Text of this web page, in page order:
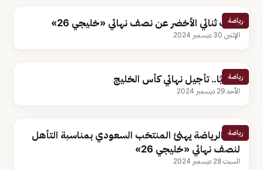
رياضة
غياب ثنائي الأخضر عن نصف نهائي «خليجي 26»
الإثنين 30 ديسمبر 2024
رياضة
رسميًا.. تأجيل نهائي كأس الخليج
الأحد 29 ديسمبر 2024
رياضة
وزير الرياضة يهنئ المنتخب السعودي بمناسبة التأهل
لنصف نهائي «خليجي 26»
السبت 28 ديسمبر 2024